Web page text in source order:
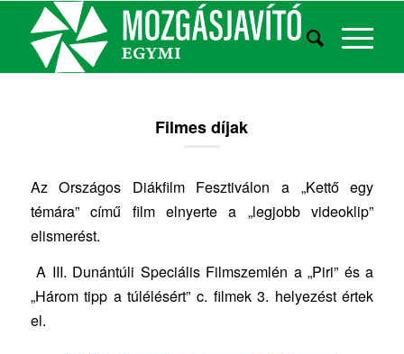
Filmes díjak
Az Országos Diákfilm Fesztiválon a „Kettő egy
témára” című film elnyerte a „legjobb videoklip”
elismerést.
A III. Dunántúli Speciális Filmszemlén a „Piri” és a
„Három tipp a túlélésért” c. filmek 3. helyezést értek
el.